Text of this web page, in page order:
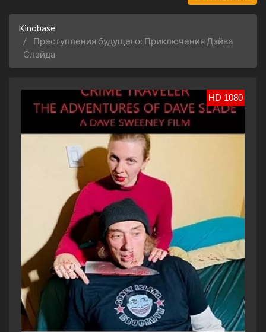
Kinobase
Преступления будущего: Приключения Дэйва
Слэйда
HD 1080